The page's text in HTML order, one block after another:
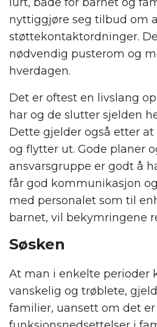
nyttiggjøre seg tilbud om
støttekontaktordninger.
nødvendig pusterom og
hverdagen.
Det er oftest en livslang
har og de slutter sjelden
Dette gjelder også etter
og flytter ut. Gode planer
ansvarsgruppe er godt å
får god kommunikasjon
med personalet som til
barnet, vil bekymringene
Søsken
At man i enkelte perioder
vanskelig og trøblete,
familier, uansett om det